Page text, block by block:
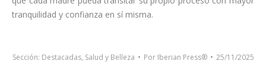
tranquilidad y confianza en sí misma.
Sección: Destacadas, Salud y Belleza Por Iberian Press® 25/11/2025